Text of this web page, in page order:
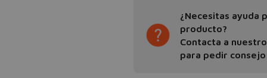
¿Necesitas ayuda
producto?
Contacta a
para pedir consejo